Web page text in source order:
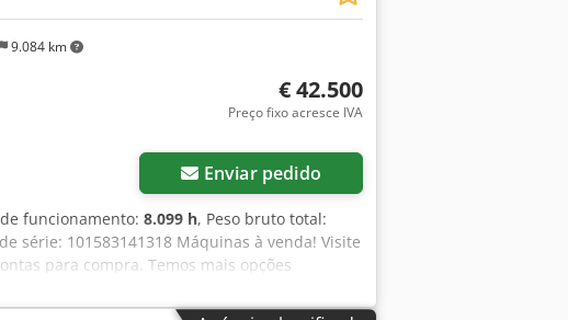
9.084 km
€ 42.500
Preço fixo acresce IVA
Enviar pedido
funcionamento: 8.099 h, Peso bruto total:
série: 101583141318 Máquinas à venda! Visite
para compra. Temos mais opções
para nos ligar ou enviar um e-mail a
revisadas e verificadas quanto à